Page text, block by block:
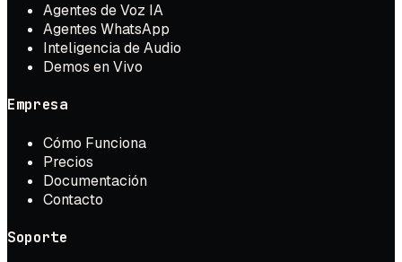
Agentes de Voz IA
Agentes WhatsApp
Inteligencia de Audio
Demos en Vivo
Empresa
Cómo Funciona
Precios
Documentación
Contacto
Soporte